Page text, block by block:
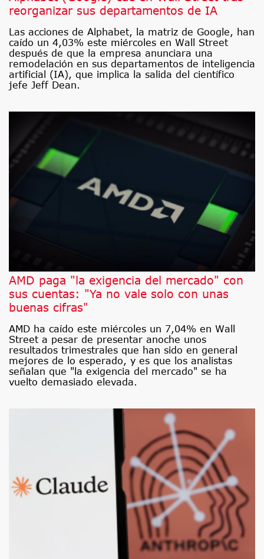
reorganizar sus departamentos de IA
Las acciones de Alphabet, la matriz de Google, han
caído un 4,03% este miércoles en Wall Street
después de que la empresa anunciara una
remodelación en sus departamentos de inteligencia
artificial (IA), que implica la salida del científico
jefe Jeff Dean.
AMD paga "la exigencia del mercado" con
sus cuentas: "Ya no vale solo con unas
buenas cifras"
AMD ha caído este miércoles un 7,04% en Wall
Street a pesar de presentar anoche unos
resultados trimestrales que han sido en general
mejores de lo esperado, y es que los analistas
señalan que "la exigencia del mercado" se ha
vuelto demasiado elevada.